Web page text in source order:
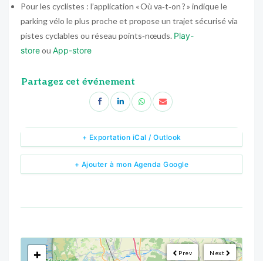
Pour les cyclistes : l’application « Où va‑t‑on ? » indique le
parking vélo le plus proche et propose un trajet sécurisé via
pistes cyclables ou réseau points‑nœuds. Play-
storeou App-store
Partagez cet événement
+ Ajouter à mon Agenda Google
+ Exportation iCal / Outlook
Next
Prev
<!---->
+